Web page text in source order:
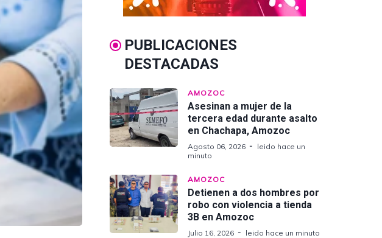
PUBLICACIONES
DESTACADAS
AMOZOC
Asesinan a mujer de la
tercera edad durante asalto
en Chachapa, Amozoc
Agosto 06, 2026
leido hace un
minuto
AMOZOC
Detienen a dos hombres por
robo con violencia a tienda
3B en Amozoc
Julio 16, 2026 leido hace un minuto